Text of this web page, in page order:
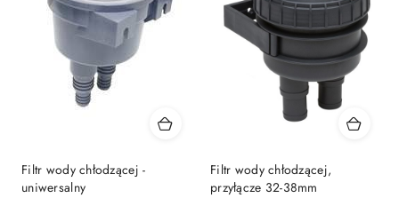
Filtr wody chłodzącej -
uniwersalny
Filtr wody chłodzącej,
przyłącze 32-38mm